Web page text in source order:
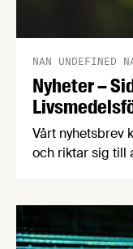
Nyheter –
NAN UNDEFINED
Vårt nyhetsbrev
och riktar sig till
nyhetsbrev
hantering av